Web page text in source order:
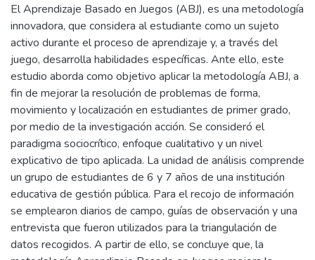
El Aprendizaje Basado en Juegos (ABJ), es una metodología
innovadora, que considera al estudiante como un sujeto
activo durante el proceso de aprendizaje y, a través del
juego, desarrolla habilidades específicas. Ante ello, este
estudio aborda como objetivo aplicar la metodología ABJ, a
fin de mejorar la resolución de problemas de forma,
movimiento y localización en estudiantes de primer grado,
por medio de la investigación acción. Se consideró el
paradigma sociocrítico, enfoque cualitativo y un nivel
explicativo de tipo aplicada. La unidad de análisis comprende
un grupo de estudiantes de 6 y 7 años de una institución
educativa de gestión pública. Para el recojo de información
se emplearon diarios de campo, guías de observación y una
entrevista que fueron utilizados para la triangulación de
datos recogidos. A partir de ello, se concluye que, la